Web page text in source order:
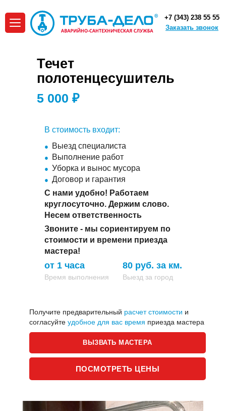
+7 (343) 238 55 55
Заказать звонок
Течет
полотенцесушитель
5 000 ₽
В стоимость входит:
Выезд специалиста
Выполнение работ
Уборка и вынос мусора
Договор и гарантия
С нами удобно! Работаем
круглосуточно. Держим слово.
Несем ответственность
Звоните - мы сориентируем по
стоимости и времени приезда
мастера!
Время выполнения
от 1 часа
Выезд за город
80 руб. за км.
Получите предварительный расчет стоимости и
согласуйте удобное для вас время приезда мастера